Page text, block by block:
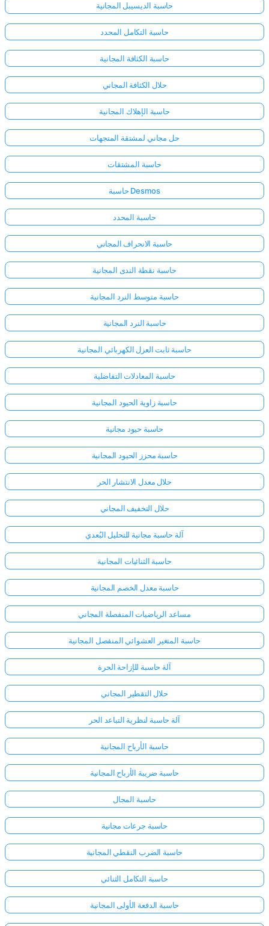
الدعم:
حاسبة الديسيبل المجانية
حاسبة التكامل المحدد
حاسبة الكثافة المجانية
حلال الكثافة المجاني
حاسبة الإهلاك المجانية
حل مجاني لمشتقة المتجهات
حاسبة المشتقات
حاسبة Desmos
حاسبة المحدد
حاسبة الانحراف المجاني
حاسبة نقطة الندى المجانية
حاسبة متوسط النرد المجانية
حاسبة النرد المجانية
حاسبة ثابت العزل الكهربائي المجانية
حاسبة المعادلات التفاضلية
حاسبة زاوية الحيود المجانية
حاسبة حيود مجانية
حاسبة محزز الحيود المجانية
حلال معدل الانتشار الحر
حلال التخفيف المجاني
آلة حاسبة مجانية للتحليل البُعدي
حاسبة الثنائيات المجانية
حاسبة معدل الخصم المجانية
مساعد الرياضيات المنفصلة المجاني
حاسبة المتغير العشوائي المنفصل المجانية
آلة حاسبة للإزاحة الحرة
حلال التقطير المجاني
آلة حاسبة لنظرية التباعد الحر
حاسبة الأرباح المجانية
حاسبة ضريبة الأرباح المجانية
حاسبة المجال
حاسبة جرعات مجانية
حاسبة الضرب النقطي المجانية
حاسبة التكامل الثنائي
حاسبة الدفعة الأولى المجانية